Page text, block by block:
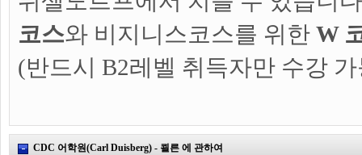
코스와 비지니스코스를 위한 W
(반드시 B2레벨 취득자만 수강
CDC 어학원(Carl Duisberg) - 쾰른 에 관하여